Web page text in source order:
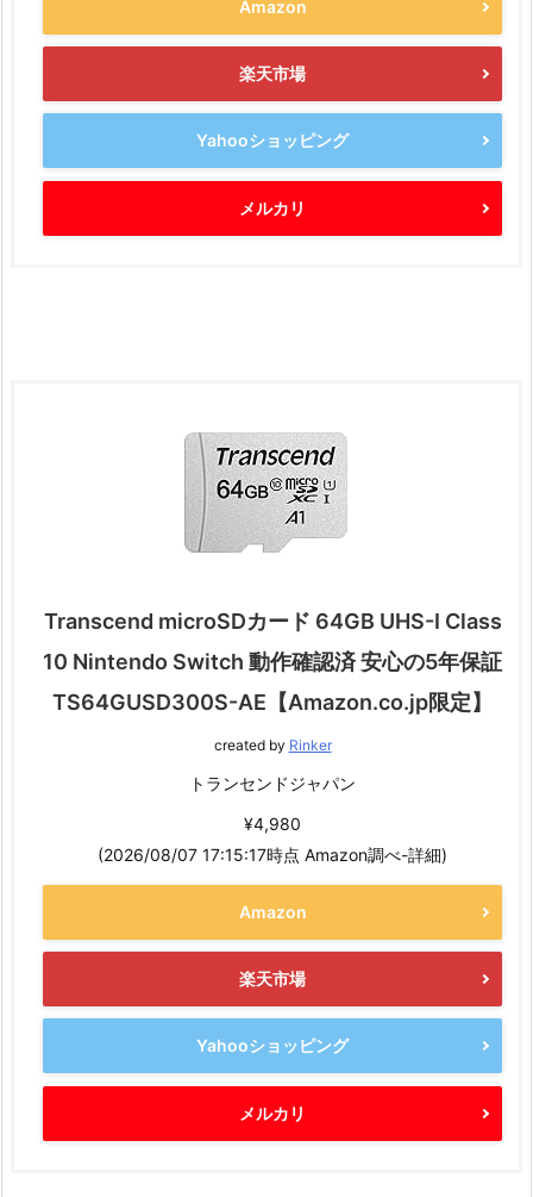
Amazon
楽天市場
Yahooショッピング
メルカリ
Transcend microSDカード 64GB UHS-I Class
10 Nintendo Switch 動作確認済 安心の5年保証
TS64GUSD300S-AE【Amazon.co.jp限定】
created by Rinker
トランセンドジャパン
¥4,980
(2026/08/07 17:15:17時点 Amazon調べ-詳細)
Amazon
楽天市場
Yahooショッピング
メルカリ